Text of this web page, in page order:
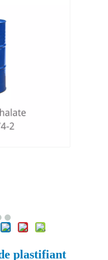
plastifiant